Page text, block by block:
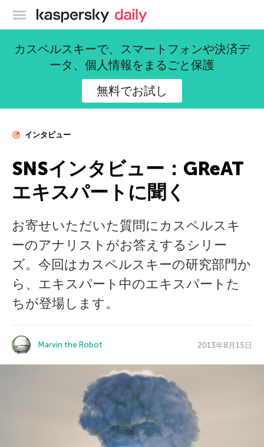
カスペルスキー公式ブログ
カスペルスキーで、スマートフォンや決済デ
ータ、個人情報をまるごと保護
無料でお試し
インタビュー
SNSインタビュー：GReAT
エキスパートに聞く
お寄せいただいた質問にカスペルスキ
ーのアナリストがお答えするシリー
ズ。今回はカスペルスキーの研究部門か
ら、エキスパート中のエキスパートた
ちが登場します。
Marvin the Robot 2013年8月15日